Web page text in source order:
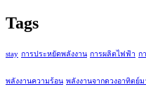
Tags
stay การประหยัดพลังงาน การผลิตไฟฟ้า ก
พลังงานความร้อน พลังงานจากดวงอาทิตย์